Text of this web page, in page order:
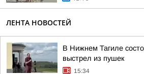
ЛЕНТА НОВОСТЕЙ
В Нижнем Тагиле
выстрел из пушек
15:34